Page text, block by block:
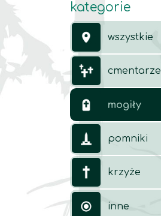
kategorie
wszystkie
cmentarze
mogiły
pomniki
krzyże
inne